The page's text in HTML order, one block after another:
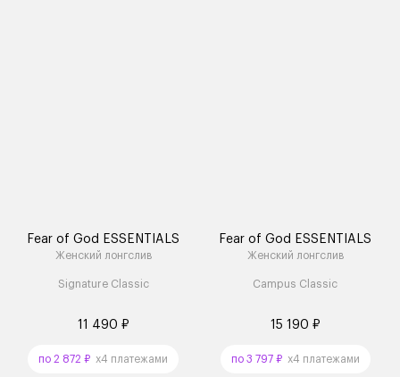
Fear of God ESSENTIALS
Женский лонгслив
Signature Classic
11 490 ₽
по 2 872 ₽ x4 платежами
Fear of God ESSENTIALS
Женский лонгслив
Campus Classic
15 190 ₽
по 3 797 ₽x4 платежами